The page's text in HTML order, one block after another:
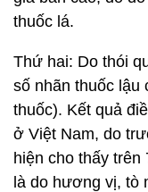
thuốc lá.
Thứ hai: Do thói
số nhãn thuốc lậu
thuốc). Kết quả
ở Việt Nam, do
hiện cho thấy
là do hương vị, tò